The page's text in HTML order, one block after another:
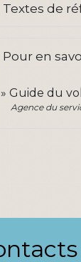
Textes de
Pour en
Guide du
Agence du